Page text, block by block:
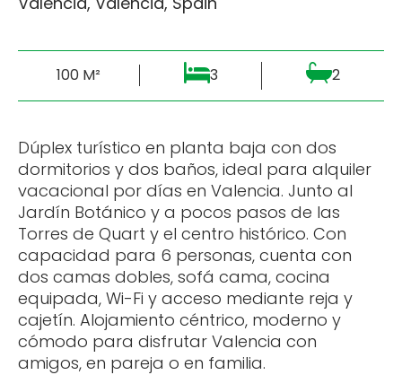
100 M² 3 2
Dúplex turístico en planta baja con dos
dormitorios y dos baños, ideal para alquiler
vacacional por días en Valencia. Junto al
Jardín Botánico y a pocos pasos de las
Torres de Quart y el centro histórico. Con
capacidad para 6 personas, cuenta con
dos camas dobles, sofá cama, cocina
equipada, Wi-Fi y acceso mediante reja y
cajetín. Alojamiento céntrico, moderno y
cómodo para disfrutar Valencia con
amigos, en pareja o en familia.